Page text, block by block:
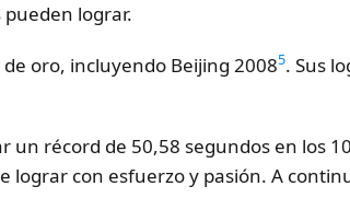
lograr.
oro, incluyendo Beijing 20085. Sus
un récord de 50,58 segundos en los
lograr con esfuerzo y pasión. A